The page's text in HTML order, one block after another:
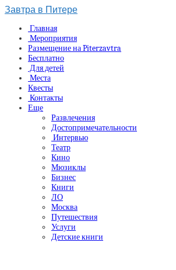
Завтра в Питере
Главная
Мероприятия
Размещение на Piterzavtra
Бесплатно
Для детей
Места
Квесты
Контакты
Еще
Развлечения
Достопримечательности
Интервью
Театр
Кино
Мюзиклы
Бизнес
Книги
ЛО
Москва
Путешествия
Услуги
Детские книги